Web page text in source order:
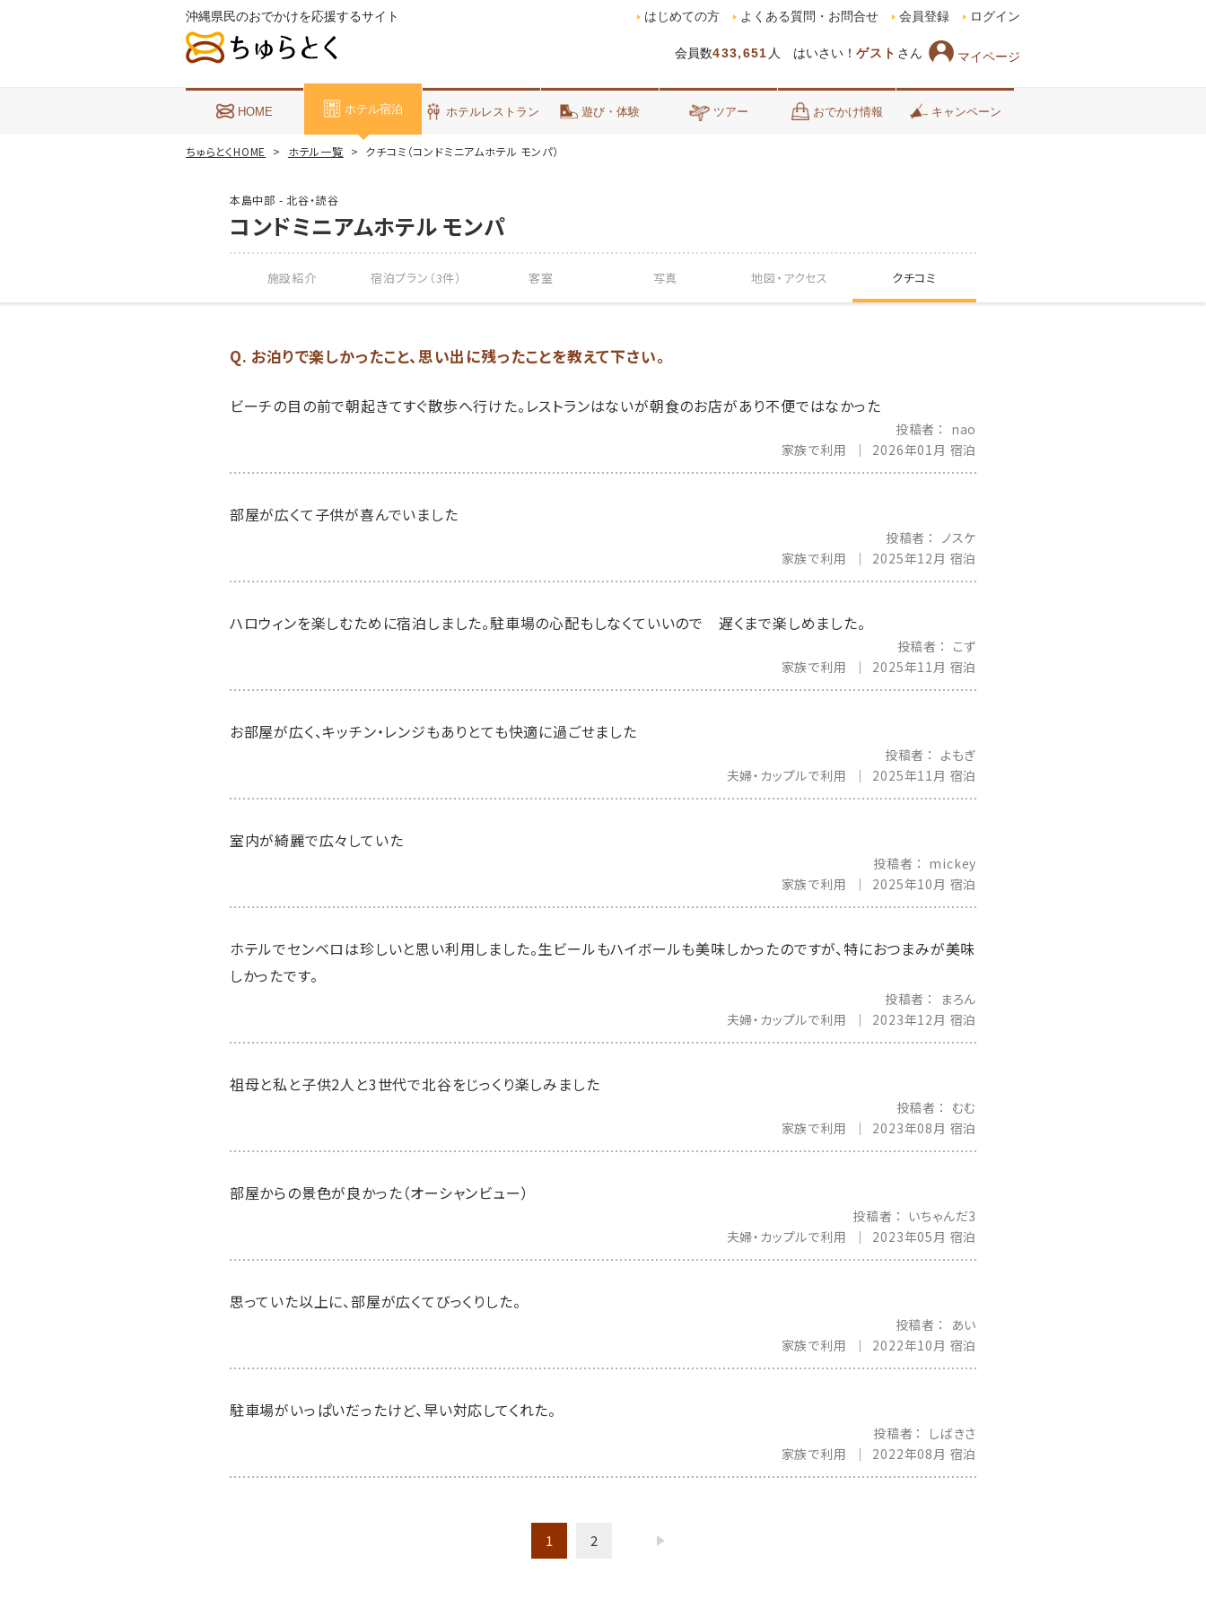
沖縄県民のおでかけを応援するサイト
会員数433,651 人 はいさい！ ゲスト さん マイページ
はじめての方 よくある質問・お問合せ 会員登録 ログイン
HOME ホテル宿泊 ホテルレストラン 遊び・体験 ツアー おでかけ情報 キャンペーン
ちゅらとくHOME ホテル一覧 クチコミ（コンドミニアムホテル モンパ）
本島中部 - 北谷・読谷
コンドミニアムホテル モンパ
施設紹介 宿泊プラン（3件） 客室 写真 地図・ アクセス クチコミ
Q. お泊りで楽しかったこと、思い出に残ったことを教えて下さい。
ビーチの目の前で朝起きてすぐ散歩へ行けた。レストランはないが朝食のお店があり不便ではなかった
投稿者
nao
家族で利用
2026年01月 宿泊
部屋が広くて子供が喜んでいました
投稿者
ノスケ
家族で利用
2025年12月 宿泊
ハロウィンを楽しむために宿泊しました。駐車場の心配もしなくていいので 遅くまで楽しめました。
投稿者
こず
家族で利用
2025年11月 宿泊
お部屋が広く、キッチン・レンジもありとても快適に過ごせました
投稿者
よもぎ
夫婦・カップルで利用
2025年11月 宿泊
室内が綺麗で広々していた
投稿者
mickey
家族で利用
2025年10月 宿泊
ホテルでセンベロは珍しいと思い利用しました。生ビールもハイボールも美味しかったのですが、特におつまみが美味
しかったです。
投稿者
まろん
夫婦・カップルで利用
2023年12月 宿泊
祖母と私と子供2人と3世代で北谷をじっくり楽しみました
投稿者
むむ
家族で利用
2023年08月 宿泊
部屋からの景色が良かった（オーシャンビュー）
投稿者
いちゃんだ3
夫婦・カップルで利用
2023年05月 宿泊
思っていた以上に、部屋が広くてびっくりした。
投稿者
あい
家族で利用
2022年10月 宿泊
駐車場がいっぱいだったけど、早い対応してくれた。
投稿者
しばきさ
家族で利用
2022年08月 宿泊
1 2